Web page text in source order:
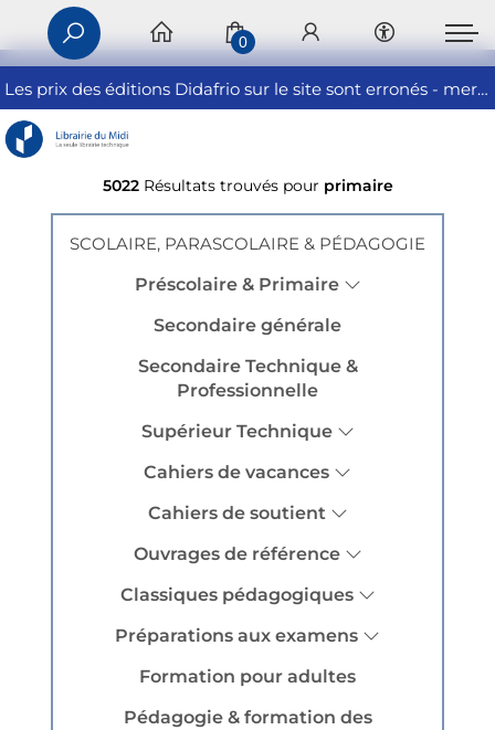
Les prix des éditions Didafrio sur le site sont erronés - merci de nous contacter
0
5022 Résultats trouvés pour primaire
SCOLAIRE, PARASCOLAIRE & PÉDAGOGIE
Préscolaire & Primaire
Secondaire générale
Secondaire Technique &
Professionnelle
Supérieur Technique
Cahiers de vacances
Cahiers de soutient
Ouvrages de référence
Classiques pédagogiques
Préparations aux examens
Formation pour adultes
Pédagogie & formation des